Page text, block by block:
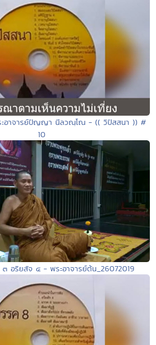
อาจารย์ปัญญา นีลวณฺโณ - (( วิปัสสนา )) #
10
อริยสัจ ๔ - พระอาจารย์ต้น_26072019